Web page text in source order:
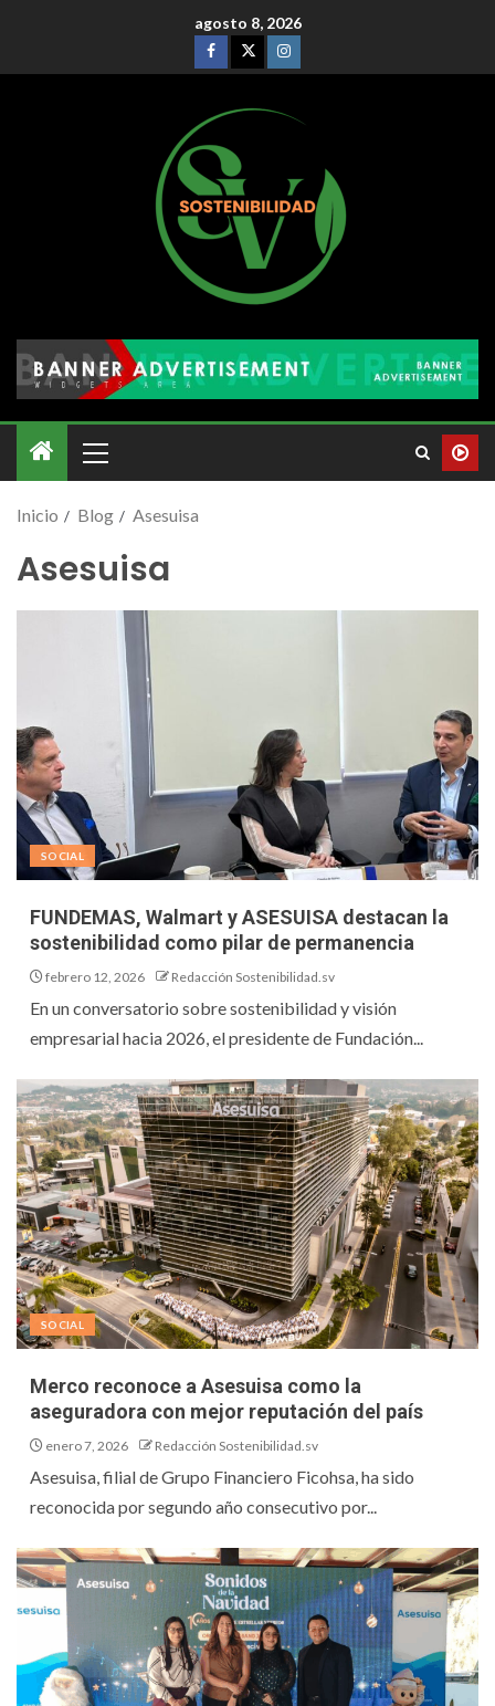
agosto 8, 2026
Inicio Blog Asesuisa
Asesuisa
SOCIAL
FUNDEMAS, Walmart y ASESUISA destacan la
sostenibilidad como pilar de permanencia
febrero 12, 2026 Redacción Sostenibilidad.sv
En un conversatorio sobre sostenibilidad y visión
empresarial hacia 2026, el presidente de Fundación...
SOCIAL
Merco reconoce a Asesuisa como la
aseguradora con mejor reputación del país
enero 7, 2026 Redacción Sostenibilidad.sv
Asesuisa, filial de Grupo Financiero Ficohsa, ha sido
reconocida por segundo año consecutivo por...